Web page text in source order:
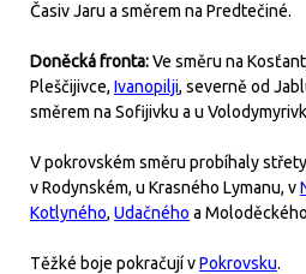
Časiv Jaru a směrem na Predtečiné.
Doněcká fronta:Ve směru na
Pleščijivce, Ivanopilji, severně od
směrem na Sofijivku a u
V pokrovském směru probíhaly
v Rodynském, u Krasného Lymanu, v
Kotlyného, Udačného a
Těžké boje pokračují vPokrovsku.